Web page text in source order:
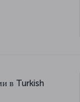
в Turkish